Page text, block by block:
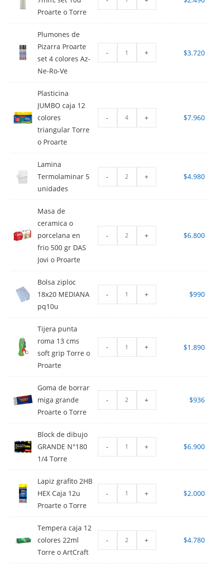
Proarte o Torre
Plumones de
Pizarra Proarte
set 4 colores Az-
Ne-Ro-Ve
- + $3.720
Plasticina
JUMBO caja 12
colores
triangular Torre
o Proarte
- + $7.960
Lamina
Termolaminar 5
unidades
- + $4.980
Masa de
ceramica o
porcelana en
frio 500 gr DAS
Jovi o Proarte
- + $6.800
Bolsa ziploc
18x20 MEDIANA
pq10u
- + $990
Tijera punta
roma 13 cms
soft grip Torre o
Proarte
- + $1.890
Goma de borrar
miga grande
Proarte o Torre
- + $936
Block de dibujo
GRANDE N°180
1/4 Torre
- + $6.900
Lapiz grafito 2HB
HEX Caja 12u
Proarte o Torre
- + $2.000
Tempera caja 12
colores 22ml
Torre o ArtCraft
- + $4.780